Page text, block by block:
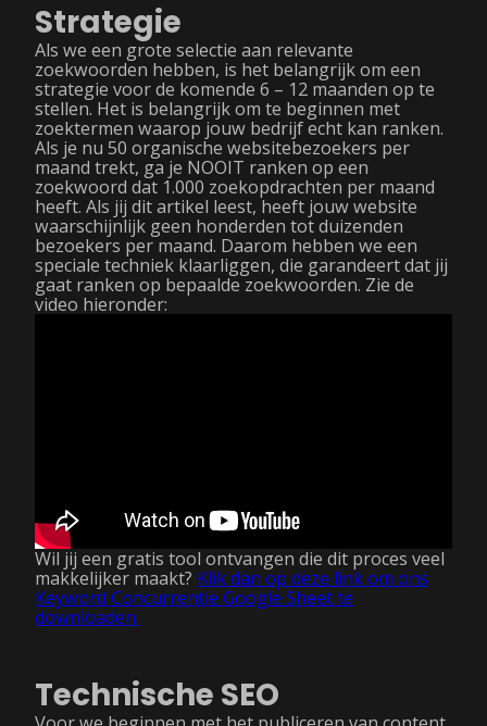
Strategie
Als we een grote selectie aan relevante
zoekwoorden hebben, is het belangrijk om een
strategie voor de komende 6 – 12 maanden op te
stellen. Het is belangrijk om te beginnen met
zoektermen waarop jouw bedrijf echt kan ranken.
Als je nu 50 organische websitebezoekers per
maand trekt, ga je NOOIT ranken op een
zoekwoord dat 1.000 zoekopdrachten per maand
heeft. Als jij dit artikel leest, heeft jouw website
waarschijnlijk geen honderden tot duizenden
bezoekers per maand. Daarom hebben we een
speciale techniek klaarliggen, die garandeert dat jij
gaat ranken op bepaalde zoekwoorden. Zie de
video hieronder:
Wil jij een gratis tool ontvangen die dit proces veel
makkelijker maakt? Klik dan op deze link om ons
Keyword Concurrentie Google Sheet te
downloaden.
Technische SEO